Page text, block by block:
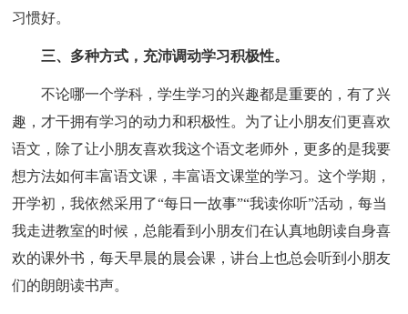
习惯好。
三、多种方式，充沛调动学习积极性。
不论哪一个学科，学生学习的兴趣都是重要的，有了兴
趣，才干拥有学习的动力和积极性。为了让小朋友们更喜欢
语文，除了让小朋友喜欢我这个语文老师外，更多的是我要
想方法如何丰富语文课，丰富语文课堂的学习。这个学期，
开学初，我依然采用了“每日一故事”“我读你听”活动，每当
我走进教室的时候，总能看到小朋友们在认真地朗读自身喜
欢的课外书，每天早晨的晨会课，讲台上也总会听到小朋友
们的朗朗读书声。